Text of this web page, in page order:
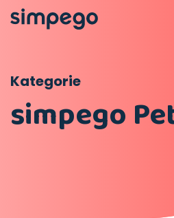
Kategorie
simpego